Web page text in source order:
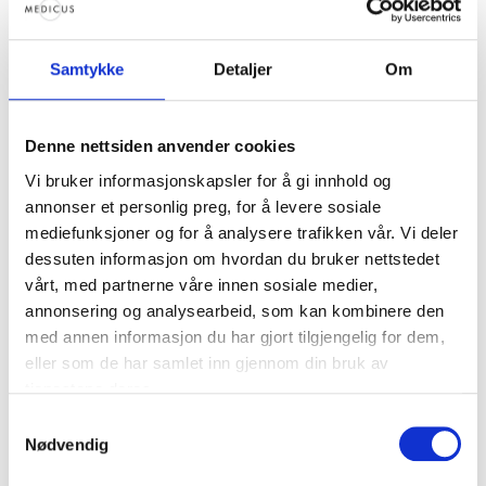
Samtykke Detaljer Om
Denne nettsiden anvender cookies
Vi bruker informasjonskapsler for å gi innhold og
annonser et personlig preg, for å levere sosiale
mediefunksjoner og for å analysere trafikken vår. Vi deler
dessuten informasjon om hvordan du bruker nettstedet
vårt, med partnerne våre innen sosiale medier,
annonsering og analysearbeid, som kan kombinere den
med annen informasjon du har gjort tilgjengelig for dem,
eller som de har samlet inn gjennom din bruk av
Nødvendig
Ønsket om å få en spesiell tilknytning til den
andres biologiske barn var såpass sterkt at de
vurderte å gå langt for å få det til. Så tok
fornuften over.
– Vi sjekket faktisk opp mulighetene for å få
partnerdonasjon i utlandet. Men vi konkluderte
med at når det går an å få barn i Norge, er det en
mye smartere løsning. Både økonomisk og
påkjenningsmessig, med tanke på å reise både
ofte og langt, sier Tonje.
Det at lovendringen kom for sent, er likevel ikke
noe de sørger over.
Jeg tror ikke det vil forandre tilknytningen eller
påvirke kjærligheten til barnet på noen som